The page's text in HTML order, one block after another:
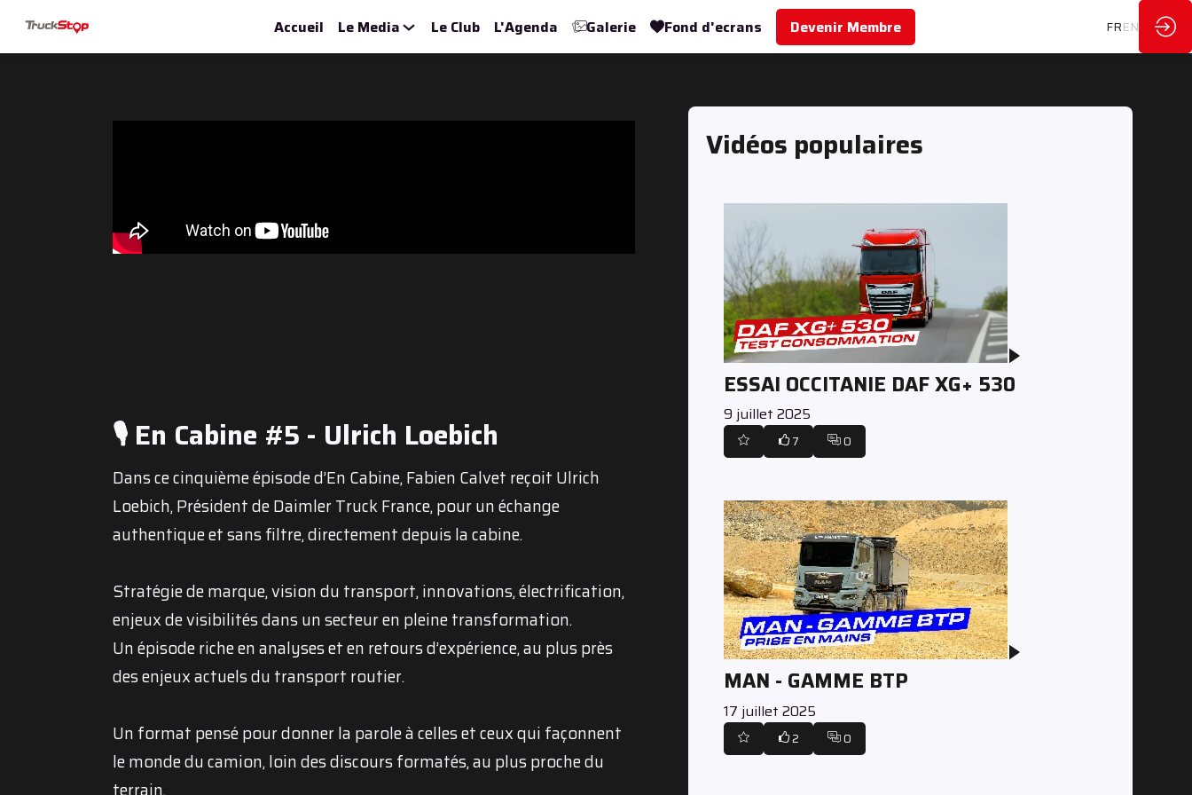
Accueil Le Media Le Club L'Agenda Galerie Fond d'ecrans Devenir Membre FREN
🎙️ En Cabine #5 - Ulrich Loebich
Dans ce cinquième épisode d’En Cabine, Fabien Calvet reçoit Ulrich
Loebich, Président de Daimler Truck France, pour un échange
authentique et sans filtre, directement depuis la cabine.
Stratégie de marque, vision du transport, innovations, électrification,
enjeux de visibilités dans un secteur en pleine transformation.
Un épisode riche en analyses et en retours d’expérience, au plus près
des enjeux actuels du transport routier.
Un format pensé pour donner la parole à celles et ceux qui façonnent
le monde du camion, loin des discours formatés, au plus proche du
Vidéos populaires
ESSAI OCCITANIE DAF XG+ 530
9 juillet 2025
7 0
MAN - GAMME BTP
17 juillet 2025
2 0